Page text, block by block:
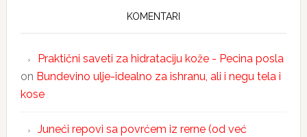
KOMENTARI
Praktični saveti za hidrataciju kože - Pecina posla
on Bundevino ulje-idealno za ishranu, ali i negu tela i
kose
Juneći repovi sa povrćem iz rerne (od već